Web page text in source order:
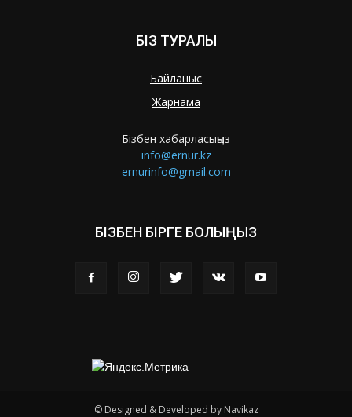
БІЗ ТУРАЛЫ
Байланыс
Жарнама
Бізбен хабарласыңыз
info@ernur.kz
ernurinfo@gmail.com
БІЗБЕН БІРГЕ БОЛЫҢЫЗ
© Designed & Developed by Navikaz